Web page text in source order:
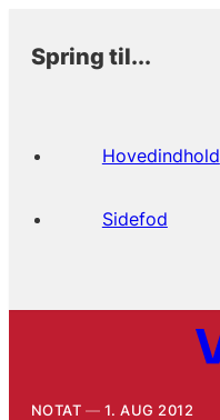
Spring til...
Hovedindhold
Sidefod
NOTAT 1. AUG 2012